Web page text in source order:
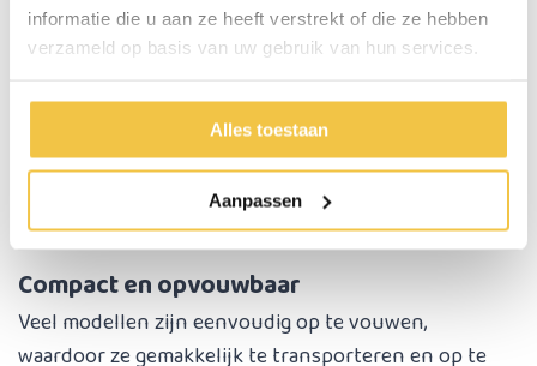
informatie die u aan ze heeft verstrekt of die ze hebben
verzameld op basis van uw gebruik van hun services.
Alles toestaan
Aanpassen
Comfortabel en veilig
remmen en reflectoren bieden Saljol rollators een
veilige en comfortabele ervaring. De zachte wielen
zorgen voor schokabsorptie en stabiliteit op diverse
Compact en opvouwbaar
Veel modellen zijn eenvoudig op te vouwen,
waardoor ze gemakkelijk te transporteren en op te